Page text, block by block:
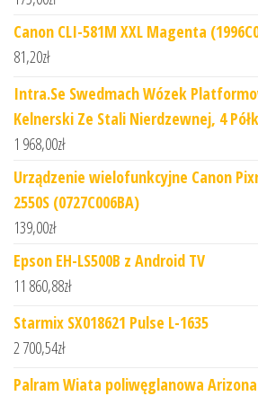
Canon CLI-581M XXL Magenta
81,20zł
Intra.Se Swedmach Wózek
Kelnerski Ze Stali Nierdzewnej, 4
1 968,00zł
Urządzenie wielofunkcyjne Canon
2550S (0727C006BA)
139,00zł
Epson EH-LS500B z Android TV
11 860,88zł
Starmix SX018621 Pulse L-1635
2 700,54zł
Palram Wiata poliwęglanowa Arizona